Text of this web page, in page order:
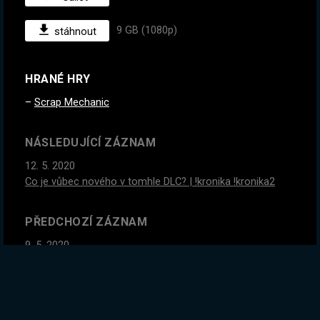
stáhnout 9 GB (1080p)
HRANÉ HRY
Scrap Mechanic
NÁSLEDUJÍCÍ ZÁZNAM
12. 5. 2020
Co je vůbec nového v tomhle DLC? | !kronika !kronika2
PŘEDCHOZÍ ZÁZNAM
9. 5. 2020